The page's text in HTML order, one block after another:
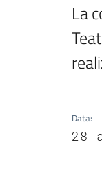
La
Data:
28